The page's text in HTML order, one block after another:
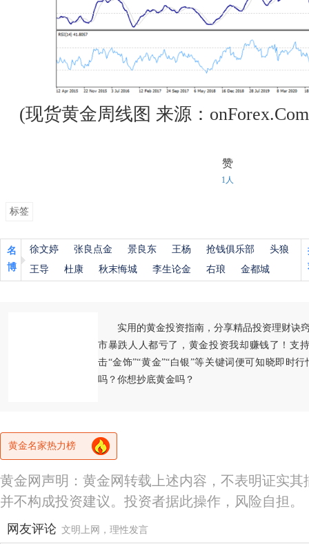
(现货黄金周线图 来源：
赞
1人
标签
名
博
徐文婷 张良点金 景良东 王杨 抢钱俱乐部
头狼
王导
杜康 秋末悔城 李生论金 右琅 金都城
实用的黄金投资指南，分享精品投资理财诀
市暴跌人人都亏了，黄金投资我却赚钱了！支
击“金饰”“黄金”“白银”等关键词便可知晓即时
吗？你想抄底黄金吗？
黄金名家热力榜
黄金网声明：黄金网转载上述内容，不表明证实
并不构成投资建议。投资者据此操作，风险自担。
网友评论 文明上网，理性发言